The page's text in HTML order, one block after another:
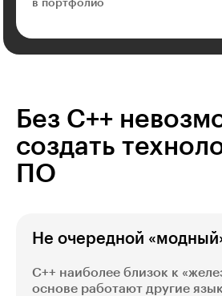
в портфолио
Без C++
создать
ПО
Не очередной
C++ наиболее близок к
основе работают другие